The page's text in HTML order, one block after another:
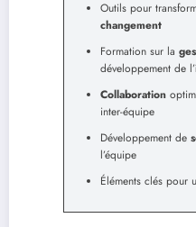
Outils pour
changement
Formation sur la
développement de l’
Collaboration
inter-équipe
Développement de
l’équipe
Éléments clés pour